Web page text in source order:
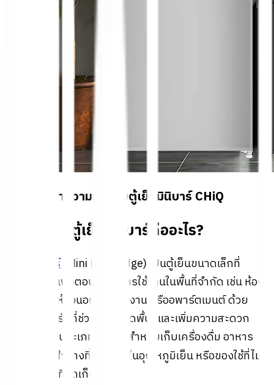
ทำความรู้จักกับตู้เย็นมินิบาร์ CHiQ
ตู้เย็นมินิบาร์คืออะไร?
ตู้เย็นมินิบาร์ (Mini Bar Fridge) เป็นตู้เย็นขนาดเล็กที่
ออกแบบมาเพื่อตอบโจทย์การใช้งานในพื้นที่จำกัด เช่น ห้อง
พักโรงแรม ห้องนอน ห้องทำงาน หรืออพาร์ตเมนต์ ด้วย
ขนาดกะทัดรัดที่ช่วยประหยัดพื้นที่และเพิ่มความสะดวก
สบาย ตู้เย็นประเภทนี้เหมาะสำหรับเก็บเครื่องดื่ม อาหาร
เครื่องสำ
อางที่ต้องเก็บในอุณหภูมิเย็น หรือของใช้ที่ไม่
ต้องการพื้นที่จัดเก็บมาก